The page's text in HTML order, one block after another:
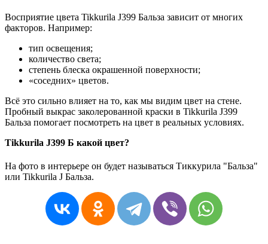
Восприятие цвета Tikkurila J399 Бальза зависит от многих
факторов. Например:
тип освещения;
количество света;
степень блеска окрашенной поверхности;
«соседних» цветов.
Всё это сильно влияет на то, как мы видим цвет на стене.
Пробный выкрас заколерованной краски в Tikkurila J399
Бальза помогает посмотреть на цвет в реальных условиях.
Tikkurila J399 Б какой цвет?
На фото в интерьере он будет называться Тиккурила "Бальза"
или Tikkurila J Бальза.